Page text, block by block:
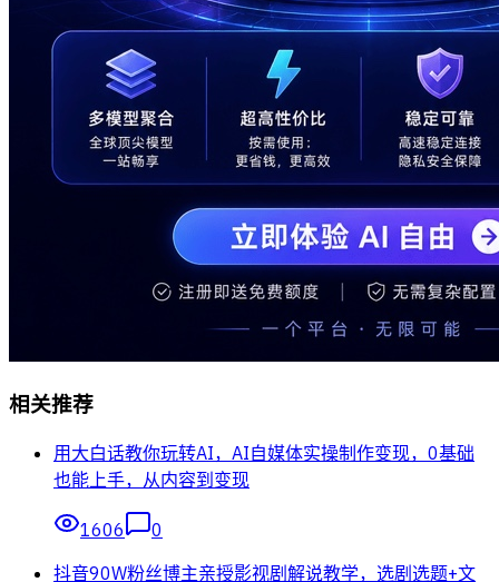
相关推荐
用大白话教你玩转AI，AI自媒体实操制作变现，0基础
也能上手，从内容到变现
1606
0
抖音90W粉丝博主亲授影视剧解说教学，选剧选题+文